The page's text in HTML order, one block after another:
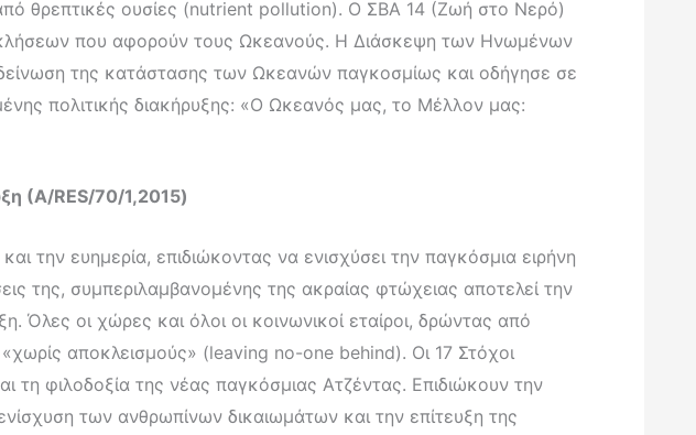
θρεπτικές ουσίες (nutrient pollution). Ο ΣΒΑ 14 (Ζωή στο Νερό)
που αφορούν τους Ωκεανούς. Η Διάσκεψη των Ηνωμένων
της κατάστασης των Ωκεανών παγκοσμίως και οδήγησε σε
πολιτικής διακήρυξης: «Ο Ωκεανός μας, το Μέλλον μας:
(Α/RES/70/1,2015)
την ευημερία, επιδιώκοντας να ενισχύσει την παγκόσμια ειρήνη
της, συμπεριλαμβανομένης της ακραίας φτώχειας αποτελεί την
Όλες οι χώρες και όλοι οι κοινωνικοί εταίροι, δρώντας από
αποκλεισμούς» (leaving no-one behind). Οι 17 Στόχοι
τη φιλοδοξία της νέας παγκόσμιας Ατζέντας. Επιδιώκουν την
των ανθρωπίνων δικαιωμάτων και την επίτευξη της